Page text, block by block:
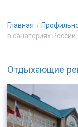
Главная
в санаториях России
Отдыхающие